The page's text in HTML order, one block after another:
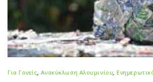
Για Γονείς Ανακύκλωση Αλουμινίου